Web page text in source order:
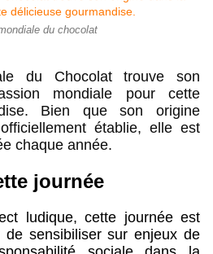
du chocolat
du Chocolat trouve son
mondiale pour cette
Bien que son origine
établie, elle est
chaque année.
journée
ludique, cette journée est
de sensibiliser sur enjeux de